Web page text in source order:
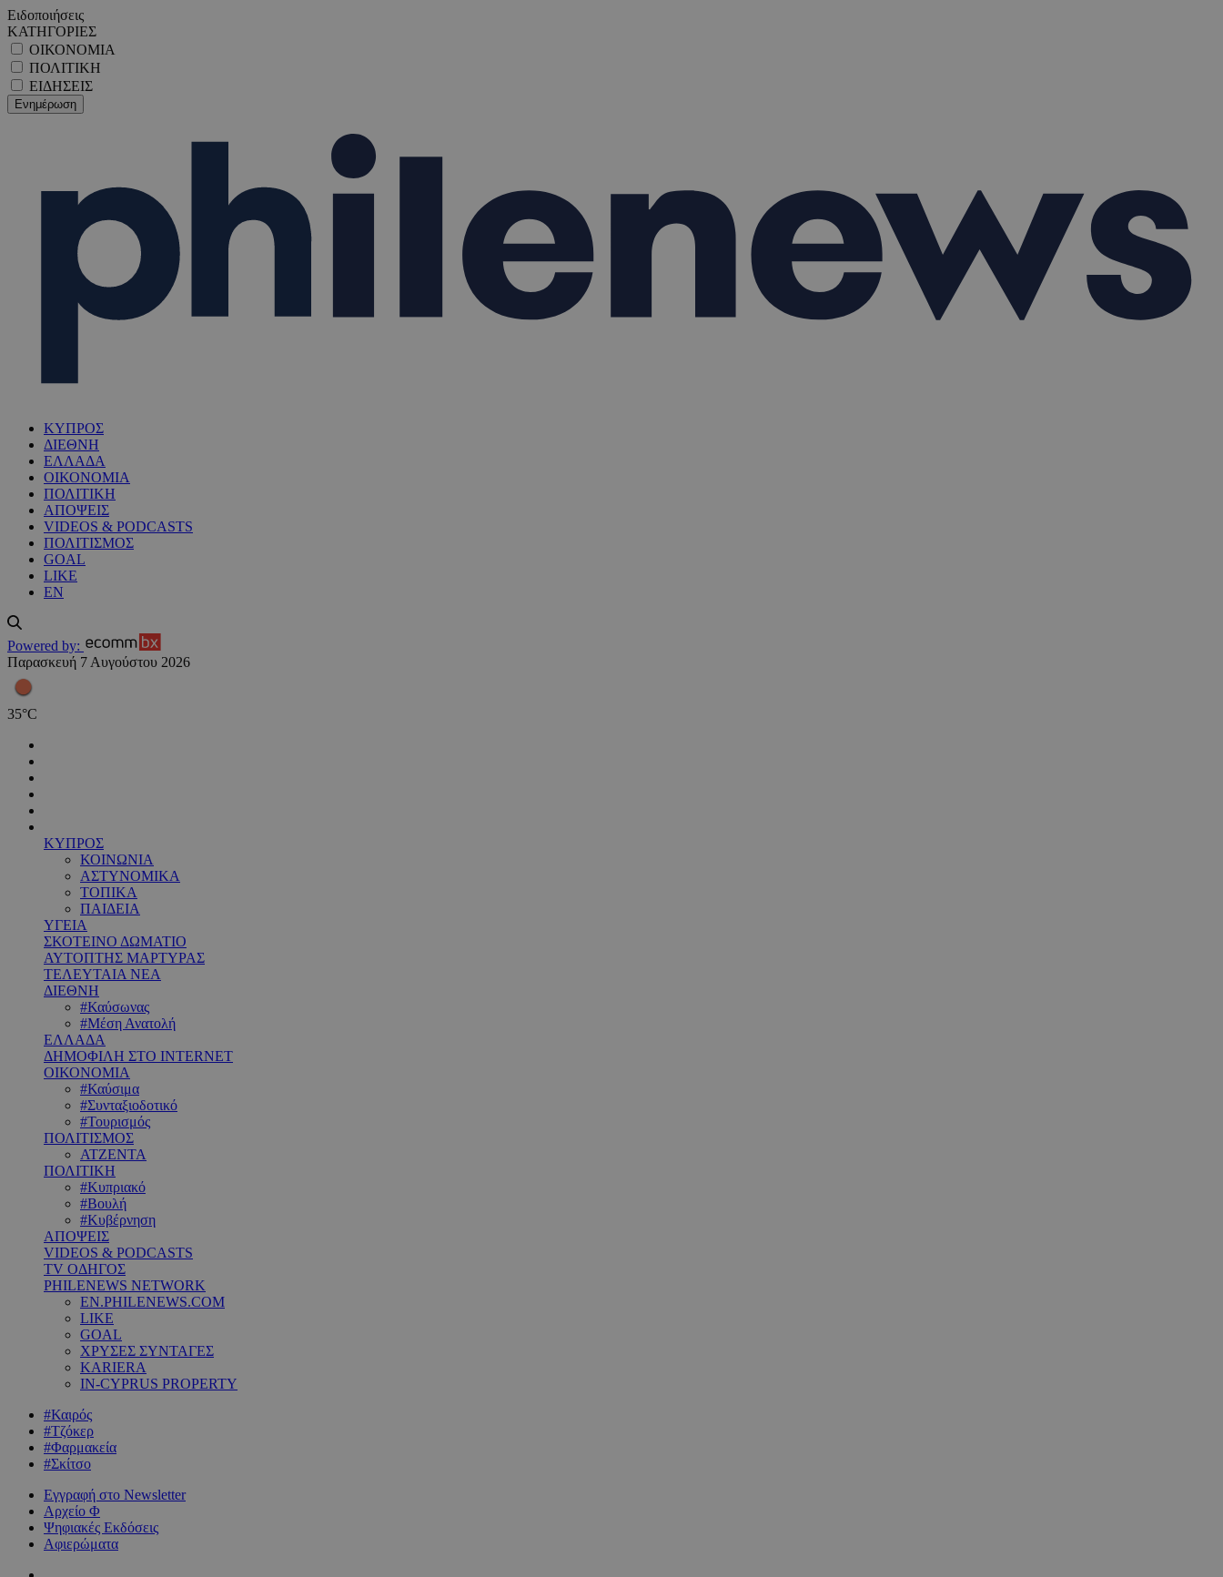
Ειδοποιήσεις
ΚΑΤΗΓΟΡΙΕΣ
ΟΙΚΟΝΟΜΙΑ
ΠΟΛΙΤΙΚΗ
ΕΙΔΗΣΕΙΣ
ΚΥΠΡΟΣ
ΔΙΕΘΝΗ
ΕΛΛΑΔΑ
ΟΙΚΟΝΟΜΙΑ
ΠΟΛΙΤΙΚΗ
ΑΠΟΨΕΙΣ
VIDEOS & PODCASTS
ΠΟΛΙΤΙΣΜΟΣ
GOAL
LIKE
EN
Powered by:
Παρασκευή 7 Αυγούστου 2026
35°C
ΚΥΠΡΟΣ
ΚΟΙΝΩΝΙΑ
ΑΣΤΥΝΟΜΙΚΑ
ΤΟΠΙΚΑ
ΠΑΙΔΕΙΑ
ΥΓΕΙΑ
ΣΚΟΤΕΙΝΟ ΔΩΜΑΤΙΟ
ΑΥΤΟΠΤΗΣ ΜΑΡΤΥΡΑΣ
ΤΕΛΕΥΤΑΙΑ ΝΕΑ
ΔΙΕΘΝΗ
#Καύσωνας
#Μέση Ανατολή
ΕΛΛΑΔΑ
ΔΗΜΟΦΙΛΗ ΣΤΟ INTERNET
ΟΙΚΟΝΟΜΙΑ
#Καύσιμα
#Συνταξιοδοτικό
#Τουρισμός
ΠΟΛΙΤΙΣΜΟΣ
ΑΤΖΕΝΤΑ
ΠΟΛΙΤΙΚΗ
#Κυπριακό
#Βουλή
#Κυβέρνηση
ΑΠΟΨΕΙΣ
VIDEOS & PODCASTS
TV ΟΔΗΓΟΣ
PHILENEWS NETWORK
EN.PHILENEWS.COM
LIKE
GOAL
ΧΡΥΣΕΣ ΣΥΝΤΑΓΕΣ
KARIERA
IN-CYPRUS PROPERTY
#Καιρός
#Τζόκερ
#Φαρμακεία
#Σκίτσο
Εγγραφή στο Newsletter
Αρχείο Φ
Ψηφιακές Εκδόσεις
Αφιερώματα